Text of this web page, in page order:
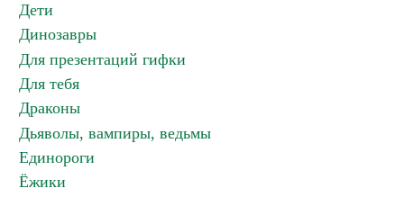
Дети
Динозавры
Для презентаций гифки
Для тебя
Драконы
Дьяволы, вампиры, ведьмы
Единороги
Ёжики